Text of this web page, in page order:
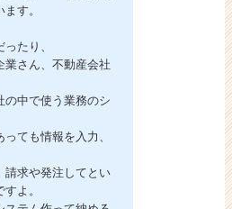
す。
たり、
業さん、不動産会社
の中で使う業務のシ
ても情報を入力、
請求や発注してとい
よ。